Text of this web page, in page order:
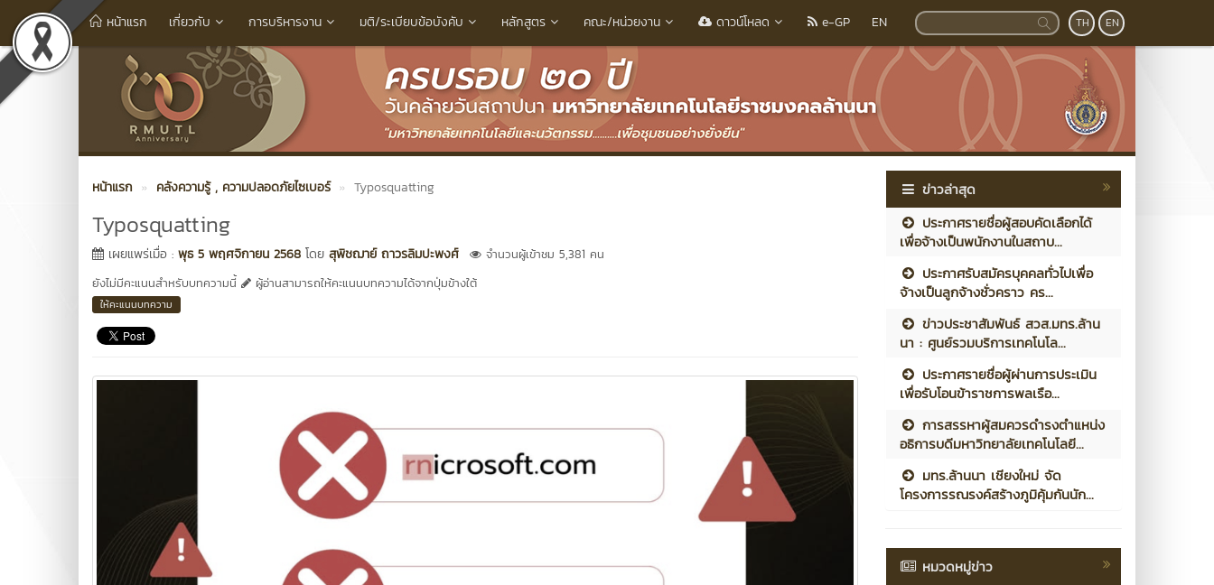
หน้าแรก เกี่ยวกับ การบริหารงาน มติ/ระเบียบข้อบังคับ หลักสูตร คณะ/หน่วยงาน ดาวน์โหลด e-GP EN TH EN
หน้าแรก คลังความรู้ , ความปลอดภัยไซเบอร์ Typosquatting
Typosquatting
เผยแพร่เมื่อ : พุธ 5 พฤศจิกายน 2568 โดย สุพิชฌาย์ ถาวรลิมปะพงศ์
จำนวนผู้เข้าชม 5,381 คน
ยังไม่มีคะแนนสำหรับบทความนี้
ผู้อ่านสามารถให้คะแนนบทความได้จากปุ่มข้างใต้
ให้คะแนนบทความ
ข่าวล่าสุด
ประกาศรายชื่อผู้สอบคัดเลือกได้
เพื่อจ้างเป็นพนักงานในสถาบ...
ประกาศรับสมัครบุคคลทั่วไปเพื่อ
จ้างเป็นลูกจ้างชั่วคราว คร...
ข่าวประชาสัมพันธ์ สวส.มทร.ล้าน
นา : ศูนย์รวมบริการเทคโนโล...
ประกาศรายชื่อผู้ผ่านการประเมิน
เพื่อรับโอนข้าราชการพลเรือ...
การสรรหาผู้สมควรดำรงตำแหน่ง
อธิการบดีมหาวิทยาลัยเทคโนโลยี...
มทร.ล้านนา เชียงใหม่ จัด
โครงการรณรงค์สร้างภูมิคุ้มกันนัก...
หมวดหมู่ข่าว